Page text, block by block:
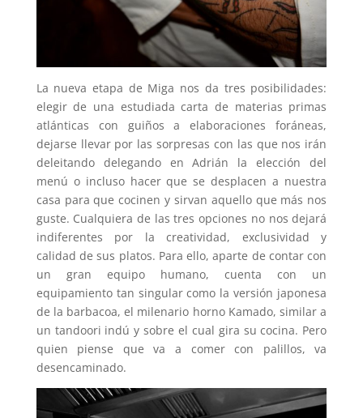
La nueva etapa de Miga nos da tres posibilidades:
elegir de una estudiada carta de materias primas
atlánticas con guiños a elaboraciones foráneas,
dejarse llevar por las sorpresas con las que nos irán
deleitando delegando en Adrián la elección del
menú o incluso hacer que se desplacen a nuestra
casa para que cocinen y sirvan aquello que más nos
guste. Cualquiera de las tres opciones no nos dejará
indiferentes por la creatividad, exclusividad y
calidad de sus platos. Para ello, aparte de contar con
un gran equipo humano, cuenta con un
equipamiento tan singular como la versión japonesa
de la barbacoa, el milenario horno Kamado, similar a
un tandoori indú y sobre el cual gira su cocina. Pero
quien piense que va a comer con palillos, va
desencaminado.